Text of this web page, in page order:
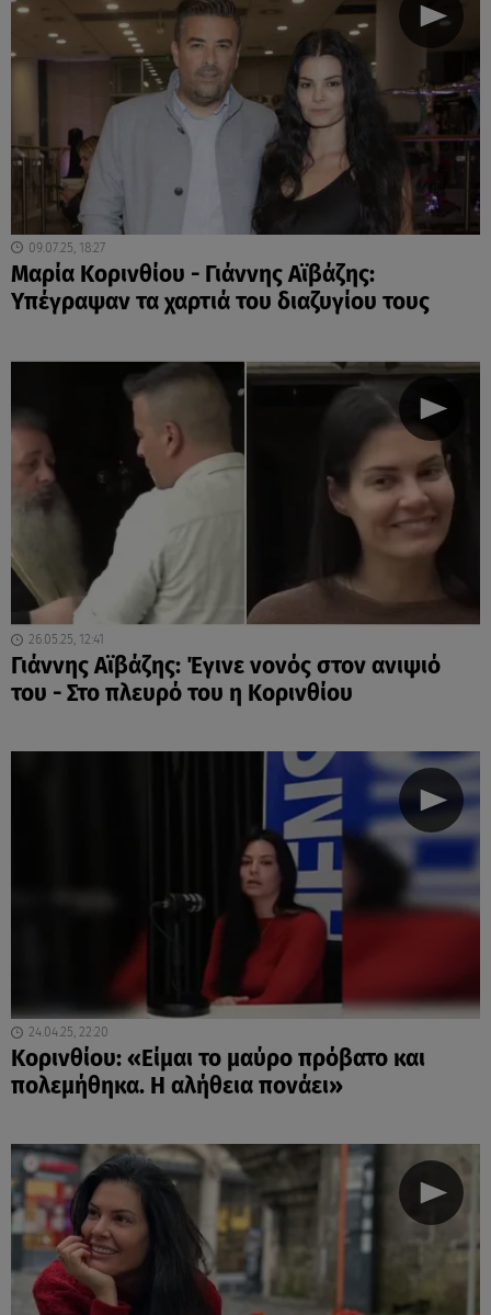
09.07.25, 18:27
Μαρία Κορινθίου - Γιάννης Αϊβάζης:
Υπέγραψαν τα χαρτιά του διαζυγίου τους
26.05.25, 12:41
Γιάννης Αϊβάζης: Έγινε νονός στον ανιψιό
του - Στο πλευρό του η Κορινθίου
24.04.25, 22:20
Κορινθίου: «Είμαι το μαύρο πρόβατο και
πολεμήθηκα. Η αλήθεια πονάει»